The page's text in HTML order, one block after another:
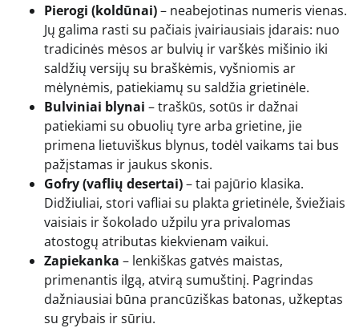
Pierogi (koldūnai)– neabejotinas numeris vienas.
Jų galima rasti su pačiais įvairiausiais įdarais: nuo
tradicinės mėsos ar bulvių ir varškės mišinio iki
saldžių versijų su braškėmis, vyšniomis ar
mėlynėmis, patiekiamų su saldžia grietinėle.
Bulviniai blynai – traškūs, sotūs ir dažnai
patiekiami su obuolių tyre arba grietine, jie
primena lietuviškus blynus, todėl vaikams tai bus
pažįstamas ir jaukus skonis.
Gofry (vaflių desertai)– tai pajūrio klasika.
Didžiuliai, stori vafliai su plakta grietinėle, šviežiais
vaisiais ir šokolado užpilu yra privalomas
atostogų atributas kiekvienam vaikui.
Zapiekanka – lenkiškas gatvės maistas,
primenantis ilgą, atvirą sumuštinį. Pagrindas
dažniausiai būna prancūziškas batonas, užkeptas
su grybais ir sūriu.